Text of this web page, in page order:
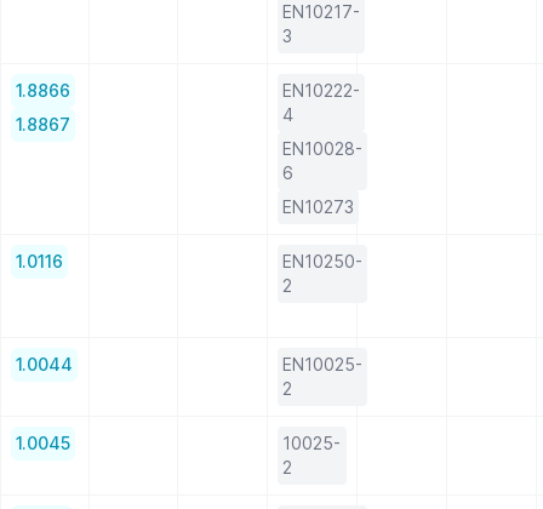
EN10217-
3
1.8866
1.8867
EN10222-
4
EN10028-
6
EN10273
1.0116
EN10250-
2
1.0044
EN10025-
2
1.0045
10025-
2